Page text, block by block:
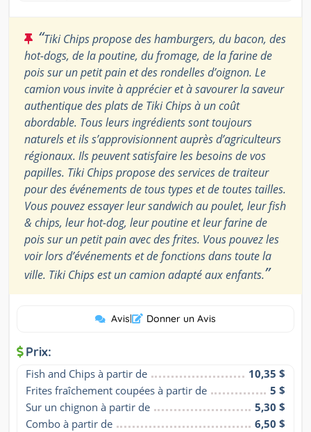
“Tiki Chips propose des hamburgers, du bacon, des
hot-dogs, de la poutine, du fromage, de la farine de
pois sur un petit pain et des rondelles d’oignon. Le
camion vous invite à apprécier et à savourer la saveur
authentique des plats de Tiki Chips à un coût
abordable. Tous leurs ingrédients sont toujours
naturels et ils s’approvisionnent auprès d’agriculteurs
régionaux. Ils peuvent satisfaire les besoins de vos
papilles. Tiki Chips propose des services de traiteur
pour des événements de tous types et de toutes tailles.
Vous pouvez essayer leur sandwich au poulet, leur fish
& chips, leur hot-dog, leur poutine et leur farine de
pois sur un petit pain avec des frites. Vous pouvez les
voir lors d’événements et de fonctions dans toute la
ville. Tiki Chips est un camion adapté aux enfants.”
Avis| Donner un Avis
Prix:
Fish and Chips à partir de
10,35 $
Frites fraîchement coupées à partir de
5 $
Sur un chignon à partir de
5,30 $
Combo à partir de
6,50 $